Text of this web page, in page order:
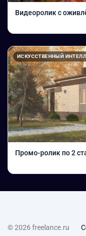
Видеоролик с
ИСКУССТВЕННЫЙ
Промо-ролик по 2
© 2026 freelance.ru